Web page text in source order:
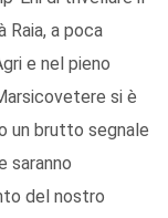
Raia, a poca
e nel pieno
si è
un brutto segnale
saranno
del nostro